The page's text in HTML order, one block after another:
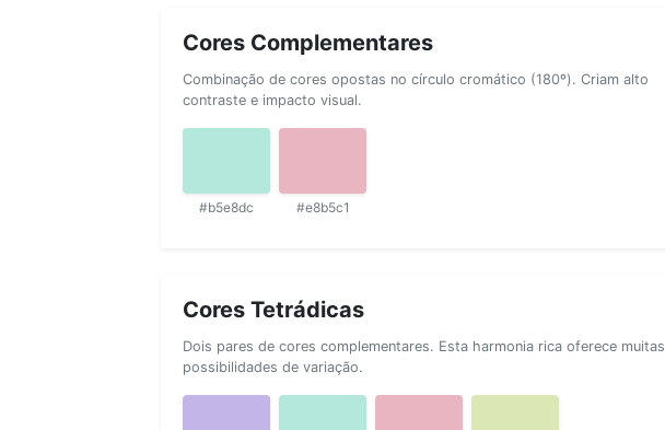
Cores Complementares
Combinação de cores opostas no círculo cromático (180º). Criam alto
contraste e impacto visual.
#b5e8dc #e8b5c1
Cores Tetrádicas
Dois pares de cores complementares. Esta harmonia rica oferece muitas
possibilidades de variação.